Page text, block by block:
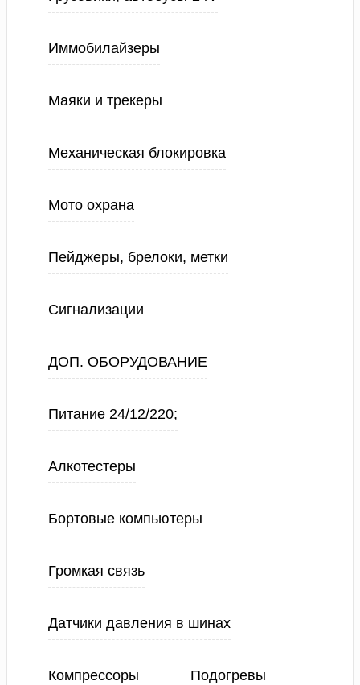
Иммобилайзеры
Маяки и трекеры
Механическая блокировка
Мото охрана
Пейджеры, брелоки, метки
Сигнализации
ДОП. ОБОРУДОВАНИЕ
Питание 24/12/220;
Алкотестеры
Бортовые компьютеры
Громкая связь
Датчики давления в шинах
Компрессоры Подогревы